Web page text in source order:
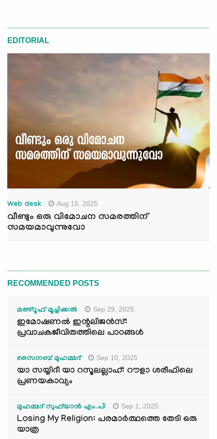
EDITORIAL
Web desk Aug 15, 2025
വീണ്ടും ഒരു വിമോചന സമരത്തിന്
സമയമാവുന്നുവോ
RECOMMENDED POSTS
മഅ്റൂഫ് മൂച്ചിക്കല്‍ Sep 29, 2025
ഇമോഷണൽ ഇന്റലിജൻസ്:
പ്രവാചകജീവിതത്തിലെ പാഠങ്ങൾ
സൈനബ് മുഹമ്മദ് Sep 10, 2025
യാ സയ്യിദീ യാ റസൂലല്ലാഹ്: റൗളാ ശരീഫിലെ
പ്രണയകാവ്യം
മുഹമ്മദ് സുഫ്‌യാൻ എം.പി Sep 1, 2025
Losing My Religion: പരമാർത്ഥത്തെ തേടി ഒരു
യാത്ര